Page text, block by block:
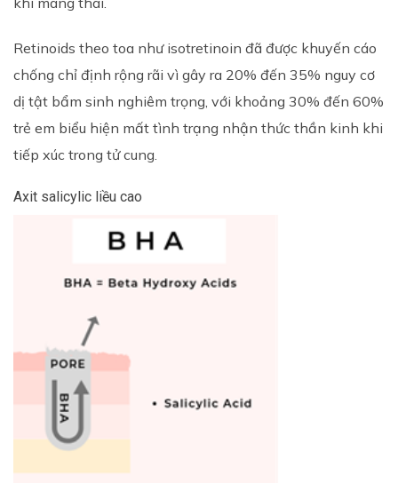
Retinoids theo toa như isotretinoin đã được khuyến cáo
chống chỉ định rộng rãi vì gây ra 20% đến 35% nguy cơ
dị tật bẩm sinh nghiêm trọng, với khoảng 30% đến 60%
trẻ em biểu hiện mất tình trạng nhận thức thần kinh khi
tiếp xúc trong tử cung.
Axit salicylic liều cao